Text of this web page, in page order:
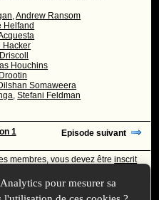
,Andrew Ransom
Helfand
Hacker
Houchins
Somaweera
,Stefani Feldman
1 Episode suivant
membres, vous devez êtreinscrit
à jour le :23/11/2024 à 13:01
pour mesurer sa